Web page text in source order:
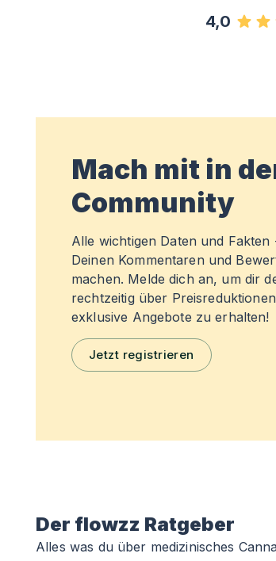
4,0
Mach mit in
Community
Alle wichtigen Daten und
Deinen Kommentaren und
machen. Melde dich an, um dir
rechtzeitig über
exklusive Angebote zu erhalten!
Jetzt registrieren
Der flowzz Ratgeber
Alles was du über medizinisches